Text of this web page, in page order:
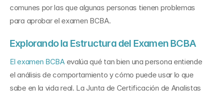
comunes por las que algunas personas tienen problemas
para aprobar el examen BCBA.
Explorando la Estructura del Examen BCBA
El examen BCBA evalúa qué tan bien una persona entiende
el análisis de comportamiento y cómo puede usar lo que
sabe en la vida real. La Junta de Certificación de Analistas